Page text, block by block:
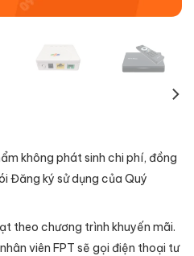
không phát sinh chi phí, đồng
Đăng ký sử dụng của Quý
theo chương trình khuyến mãi.
viên FPT sẽ gọi điện thoại tư